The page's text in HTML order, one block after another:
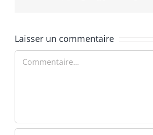
Laisser un commentaire
Commentaire